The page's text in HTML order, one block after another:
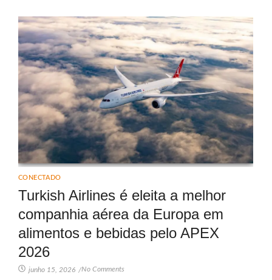
CONECTADO
Turkish Airlines é eleita a melhor
companhia aérea da Europa em
alimentos e bebidas pelo APEX
2026
junho 15, 2026 /No Comments